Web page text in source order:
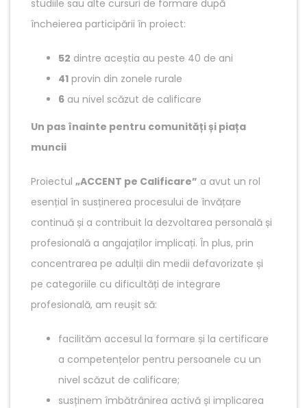
studiile sau alte cursuri de formare după
încheierea participării în proiect:
52 dintre aceștia au peste 40 de ani
41 provin din zonele rurale
6 au nivel scăzut de calificare
Un pas înainte pentru comunități și piața
muncii
Proiectul „ACCENT pe Calificare” a avut un rol
esențial în susținerea procesului de învățare
continuă și a contribuit la dezvoltarea personală și
profesională a angajaților implicați. În plus, prin
concentrarea pe adulții din medii defavorizate și
pe categoriile cu dificultăți de integrare
profesională, am reușit să:
facilităm accesul la formare și la certificare
a competențelor pentru persoanele cu un
nivel scăzut de calificare;
susținem îmbătrânirea activă și implicarea